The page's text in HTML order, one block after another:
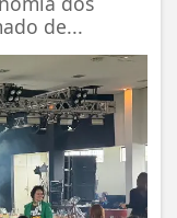
de...